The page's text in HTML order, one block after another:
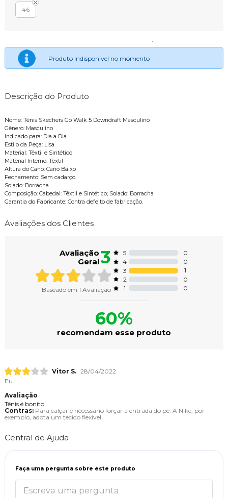
46
Produto Indisponível no momento
Descrição do Produto
Nome: Tênis Skechers Go Walk 5 Downdraft Masculino
Gênero: Masculino
Indicado para: Dia a Dia
Estilo da Peça: Lisa
Material: Têxtil e Sintético
Material Interno: Têxtil
Altura do Cano: Cano Baixo
Fechamento: Sem cadarço
Solado: Borracha
Composição: Cabedal: Têxtil e Sintético; Solado: Borracha
Garantia do Fabricante: Contra defeito de fabricação.
Avaliações dos Clientes
Avaliação
Geral3
Baseado em 1 Avaliação
5
0
4
0
3
1
2
0
1
0
60%
recomendam esse produto
Vitor S. 28/04/2022
Eu
Avaliação
Tênis é bonito
Contras: Para calçar é necessário forçar a entrada do pé. A Nike, por
exemplo, adota um tecido flexível.
Central de Ajuda
Faça uma pergunta sobre este produto